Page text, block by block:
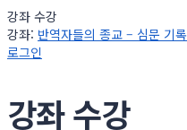
강좌 수강
강좌: 반역자들의 종교 – 심문 기
로그인
강좌 수강